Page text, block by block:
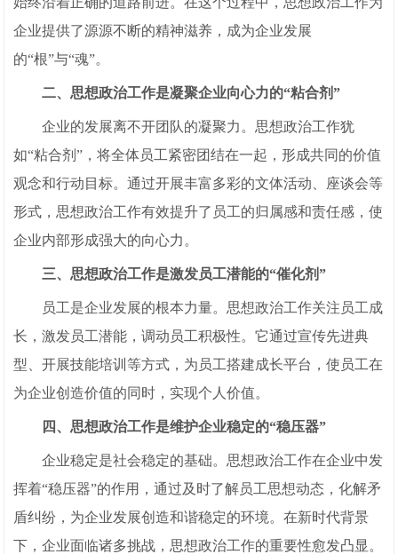
企业提供了源源不断的精神滋养，成为企业发展
的“根”与“魂”。
二、思想政治工作是凝聚企业向心力的“粘合剂”
企业的发展离不开团队的凝聚力。思想政治工作犹
如“粘合剂”，将全体员工紧密团结在一起，形成共同的价值
观念和行动目标。通过开展丰富多彩的文体活动、座谈会等
形式，思想政治工作有效提升了员工的归属感和责任感，使
企业内部形成强大的向心力。
三、思想政治工作是激发员工潜能的“催化剂”
员工是企业发展的根本力量。思想政治工作关注员工成
长，激发员工潜能，调动员工积极性。它通过宣传先进典
型、开展技能培训等方式，为员工搭建成长平台，使员工在
为企业创造价值的同时，实现个人价值。
四、思想政治工作是维护企业稳定的“稳压器”
企业稳定是社会稳定的基础。思想政治工作在企业中发
挥着“稳压器”的作用，通过及时了解员工思想动态，化解矛
盾纠纷，为企业发展创造和谐稳定的环境。在新时代背景
下，企业面临诸多挑战，思想政治工作的重要性愈发凸显。